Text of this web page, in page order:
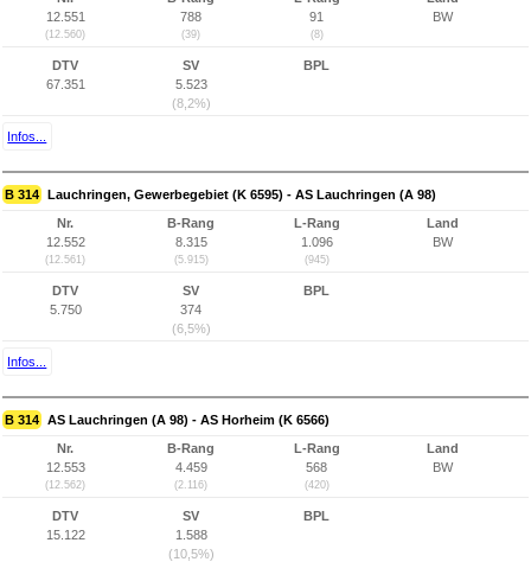
12.551
(12.560)
788
(39)
91
(8)
BW
DTV
67.351
SV
5.523
(8,2%)
BPL
Infos...
B 314 Lauchringen, Gewerbegebiet (K 6595) - AS Lauchringen (A 98)
Nr.
12.552
(12.561)
B-Rang
8.315
(5.915)
L-Rang
1.096
(945)
Land
BW
DTV
5.750
SV
374
(6,5%)
BPL
Infos...
B 314 AS Lauchringen (A 98) - AS Horheim (K 6566)
Nr.
12.553
(12.562)
B-Rang
4.459
(2.116)
L-Rang
568
(420)
Land
BW
DTV
15.122
SV
1.588
(10,5%)
BPL